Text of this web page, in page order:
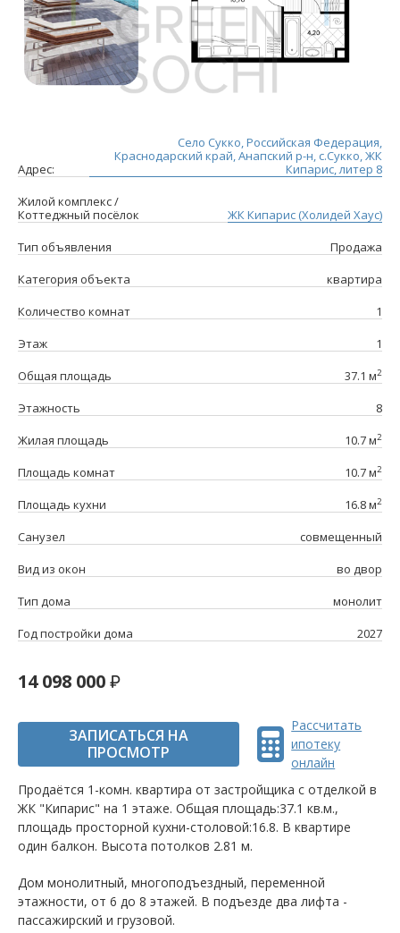
Адрес:
Село Сукко, Российская Федерация,
Краснодарский край, Анапский р-н, с.Сукко, ЖК
Кипарис, литер 8
Жилой комплекс /
Коттеджный посёлок
ЖК Кипарис (Холидей Хаус)
Тип объявления
Продажа
Категория объекта
квартира
Количество комнат
1
Этаж
1
Общая площадь
37.1 м2
Этажность
8
Жилая площадь
10.7 м2
Площадь комнат 10.7 м2
Площадь кухни 16.8 м2
Санузел
совмещенный
Вид из окон
во двор
Тип дома
монолит
Год постройки дома
2027
14 098 000
ЗАПИСАТЬСЯ НА
ПРОСМОТР
Рассчитать
ипотеку
онлайн
Продаётся 1-комн. квартира от застройщика c отделкой в
ЖК "Кипарис" на 1 этаже. Общая площадь:37.1 кв.м.,
площадь просторной кухни-столовой:16.8. B квартире
один балкон. Высота потолков 2.81 м.
Дом монолитный, многоподъездный, переменной
этажности, от 6 до 8 этажей. B подъезде два лифта -
пассажирский и грузовой.